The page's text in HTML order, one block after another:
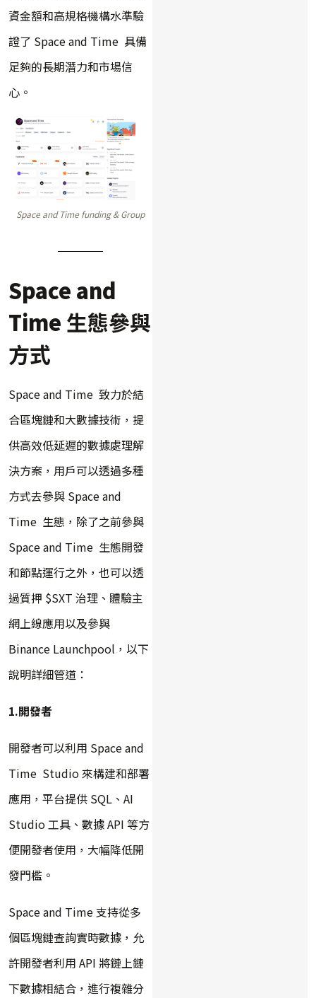
資金額和高規格機構水準驗
證了 Space and Time 具備
足夠的長期潛力和市場信
心。
Space and Time funding & Group
Space and
Time 生態參與
方式
Space and Time 致力於結
合區塊鏈和大數據技術，提
供高效低延遲的數據處理解
決方案，用戶可以透過多種
方式去參與 Space and
Time 生態，除了之前參與
Space and Time 生態開發
和節點運行之外，也可以透
過質押 $SXT 治理、體驗主
網上線應用以及參與
Binance Launchpool，以下
說明詳細管道：
1.開發者
開發者可以利用 Space and
Time Studio 來構建和部署
應用，平台提供 SQL、AI
Studio 工具、數據 API 等方
便開發者使用，大幅降低開
發門檻。
Space and Time 支持從多
個區塊鏈查詢實時數據，允
許開發者利用 API 將鏈上鏈
下數據相結合，進行複雜分